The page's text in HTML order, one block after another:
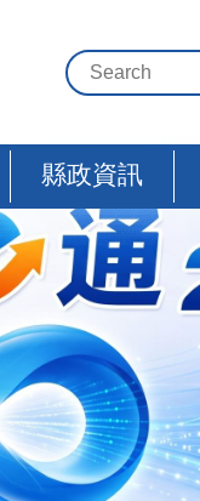
縣政資訊